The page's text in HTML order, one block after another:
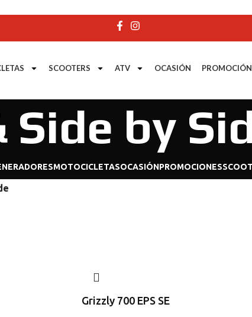
SCOOTERS ATV OCASIÓN PROMOCIÓN
Side by
MOTOCICLETASOCASIÓNPROMOCIONES
Grizzly 700 EPS SE